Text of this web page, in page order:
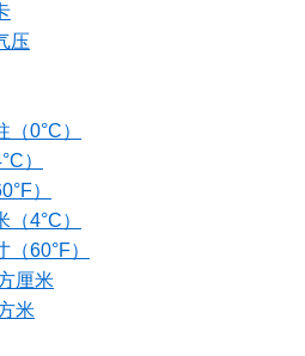
压
0°C）
）
）
4°C）
60°F）
厘米
米